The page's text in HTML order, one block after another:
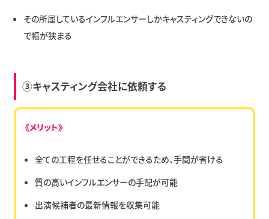
その所属しているインフルエンサーしかキャスティングできないの
で幅が狭まる
③キャスティング会社に依頼する
《メリット》
全ての工程を任せることができるため、手間が省ける
質の高いインフルエンサーの手配が可能
出演候補者の最新情報を収集可能